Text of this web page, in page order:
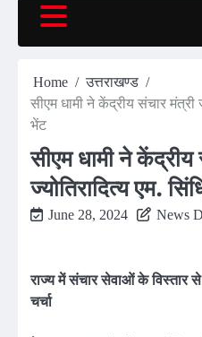
Home
उत्तराखण्ड
सीएम धामी ने केंद्रीय संचार मंत्री
भेंट
सीएम धामी ने केंद्रीय
ज्योतिरादित्य एम.
June 28, 2024 News
राज्य में संचार सेवाओं के विस्तार से
चर्चा